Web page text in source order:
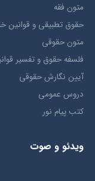
متون فقه
حقوق تطبيقي و قوانین
متون حقوقي
فلسفه حقوق و تفسیر
آیین نگارش حقوقی
دروس عمومی
کتب پیام نور
ویدئو و صوت